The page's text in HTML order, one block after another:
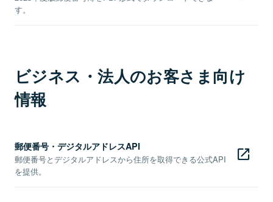
す。
ビジネス・法人のお客さま向け
情報
郵便番号・デジタルアドレスAPI
郵便番号とデジタルアドレスから住所を取得できる公式API
を提供。